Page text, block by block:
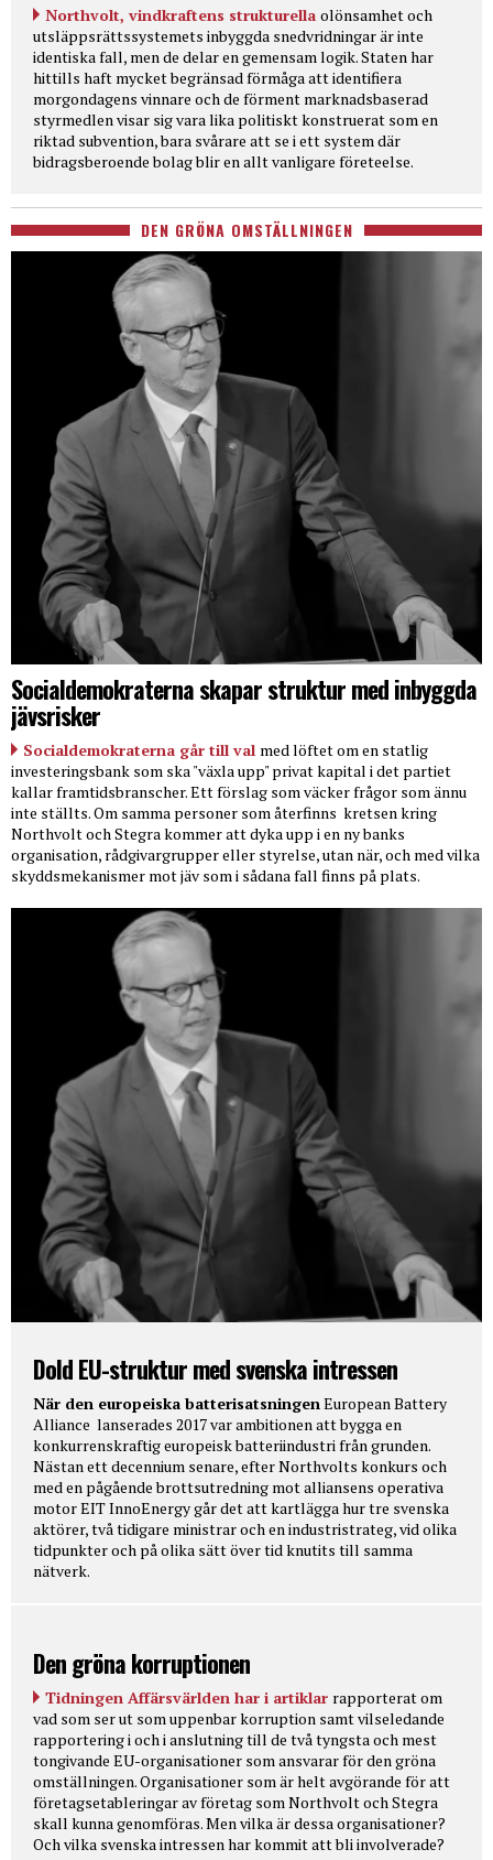
Northvolt, vindkraftens strukturella olönsamhet och
utsläppsrättssystemets inbyggda snedvridningar är inte
identiska fall, men de delar en gemensam logik. Staten har
hittills haft mycket begränsad förmåga att identifiera
morgondagens vinnare och de förment marknadsbaserad
styrmedlen visar sig vara lika politiskt konstruerat som en
riktad subvention, bara svårare att se i ett system där
bidragsberoende bolag blir en allt vanligare företeelse.
DEN GRÖNA OMSTÄLLNINGEN
Socialdemokraterna skapar struktur med inbyggda
jävsrisker
Socialdemokraterna går till val med löftet om en statlig
investeringsbank som ska "växla upp" privat kapital i det partiet
kallar framtidsbranscher. Ett förslag som väcker frågor som ännu
inte ställts. Om samma personer som återfinns kretsen kring
Northvolt och Stegra kommer att dyka upp i en ny banks
organisation, rådgivargrupper eller styrelse, utan när, och med vilka
skyddsmekanismer mot jäv som i sådana fall finns på plats.
Dold EU-struktur med svenska intressen
När den europeiska batterisatsningen European Battery
Alliance lanserades 2017 var ambitionen att bygga en
konkurrenskraftig europeisk batteriindustri från grunden.
Nästan ett decennium senare, efter Northvolts konkurs och
med en pågående brottsutredning mot alliansens operativa
motor EIT InnoEnergy går det att kartlägga hur tre svenska
aktörer, två tidigare ministrar och en industristrateg, vid olika
tidpunkter och på olika sätt över tid knutits till samma
nätverk.
Den gröna korruptionen
Tidningen Affärsvärlden har i artiklar rapporterat om
vad som ser ut som uppenbar korruption samt vilseledande
rapportering i och i anslutning till de två tyngsta och mest
tongivande EU-organisationer som ansvarar för den gröna
omställningen. Organisationer som är helt avgörande för att
företagsetableringar av företag som Northvolt och Stegra
skall kunna genomföras. Men vilka är dessa organisationer?
Och vilka svenska intressen har kommit att bli involverade?